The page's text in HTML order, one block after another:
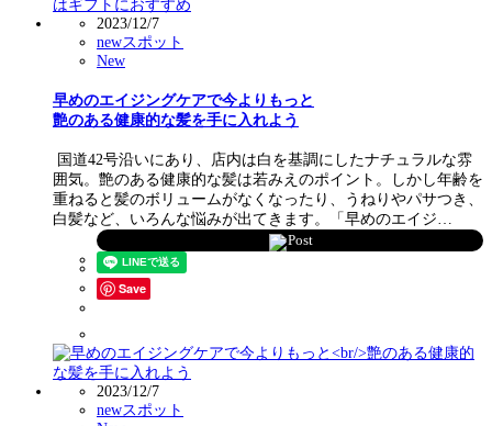
2023/12/7
newスポット
New
早めのエイジングケアで今よりもっと
艶のある健康的な髪を手に入れよう
国道42号沿いにあり、店内は白を基調にしたナチュラルな雰
囲気。艶のある健康的な髪は若みえのポイント。しかし年齢を
重ねると髪のボリュームがなくなったり、うねりやパサつき、
白髪など、いろんな悩みが出てきます。「早めのエイジ…
Post
Save
2023/12/7
newスポット